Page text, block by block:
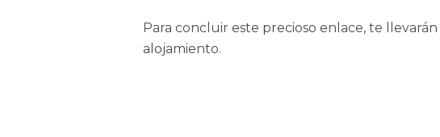
Para concluir este precioso enlace, te
alojamiento.